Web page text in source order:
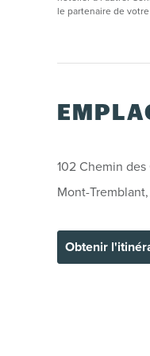
le partenaire de
102 Chemin
Mont-
Obtenir